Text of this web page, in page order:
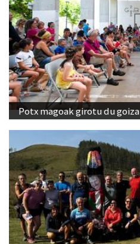
Potx magoak girotu du goiza